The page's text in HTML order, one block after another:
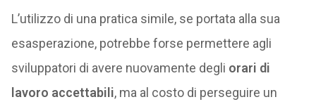
L’utilizzo di una pratica simile, se portata alla sua
esasperazione, potrebbe forse permettere agli
sviluppatori di avere nuovamente degli orari di
lavoro accettabili, ma al costo di perseguire un